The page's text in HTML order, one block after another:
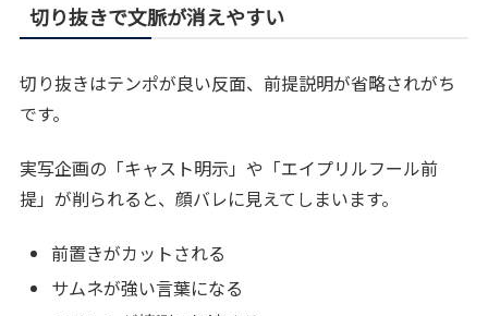
切り抜きで文脈が消えやすい
切り抜きはテンポが良い反面、前提説明が省略されがち
です。
実写企画の「キャスト明示」や「エイプリルフール前
提」が削られると、顔バレに見えてしまいます。
前置きがカットされる
サムネが強い言葉になる